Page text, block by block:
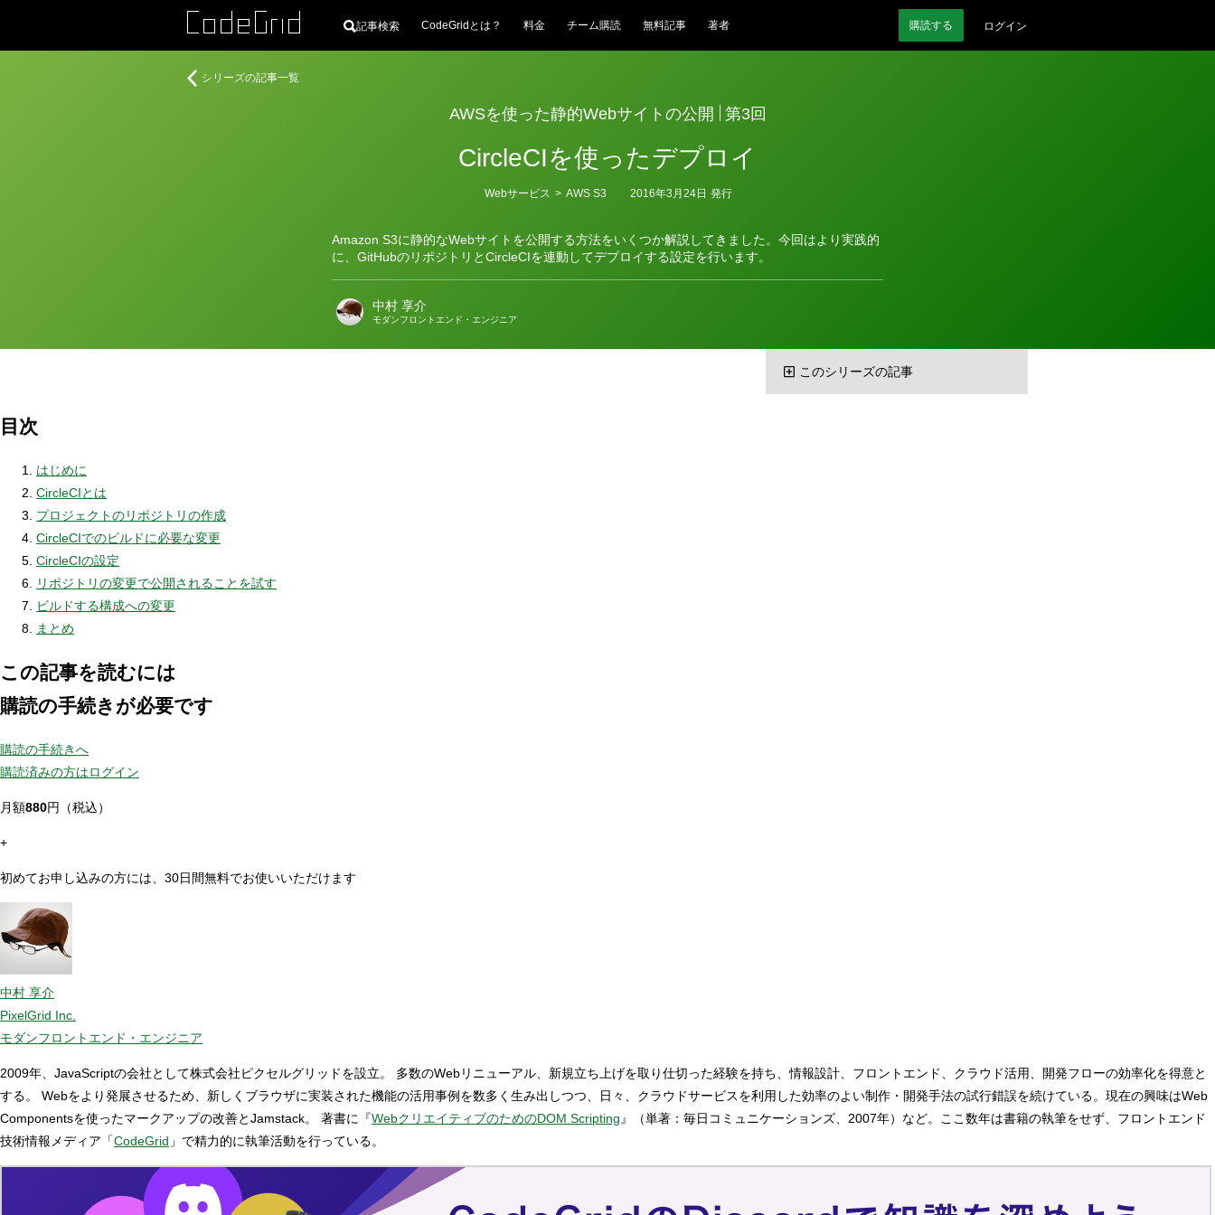
記事検索 CodeGridとは？ 料金 チーム購読 無料記事 著者 購読する ログイン
AWSを使った静的Webサイトの公開 第3回
CircleCIを使ったデプロイ
Amazon S3に静的なWebサイトを公開する方法をいくつか解説してきました。今回はより実践的
に、GitHubのリポジトリとCircleCIを連動してデプロイする設定を行います。
カ
ー
Webサービス > AWS S3 2016年3月24日 発行
中村 享介
モダンフロントエンド・エンジニア
AWS
シリーズの記事一覧
このシリーズの記事
目次
はじめに
CircleCIとは
プロジェクトのリポジトリの作成
CircleCIでのビルドに必要な変更
CircleCIの設定
リポジトリの変更で公開されることを試す
ビルドする構成への変更
まとめ
この記事を読むには
購読の手続きが必要です
購読の手続きへ
購読済みの方はログイン
月額880円（税込）
+
初めてお申し込みの方には、30日間無料でお使いいただけます
中村 享介
PixelGrid Inc.
モダンフロントエンド・エンジニア
2009年、JavaScriptの会社として株式会社ピクセルグリッドを設立。 多数のWebリニューアル、新規立ち上げを取り仕切った経験を持ち、情報設計、フロントエンド、クラウド活用、開発フローの効率化を得意と
する。 Webをより発展させるため、新しくブラウザに実装された機能の活用事例を数多く生み出しつつ、日々、クラウドサービスを利用した効率のよい制作・開発手法の試行錯誤を続けている。現在の興味はWeb
Componentsを使ったマークアップの改善とJamstack。 著書に『WebクリエイティブのためのDOM Scripting 』（単著：毎日コミュニケーションズ、2007年）など。ここ数年は書籍の執筆をせず、フロントエンド
技術情報メディア「CodeGrid 」で精力的に執筆活動を行っている。